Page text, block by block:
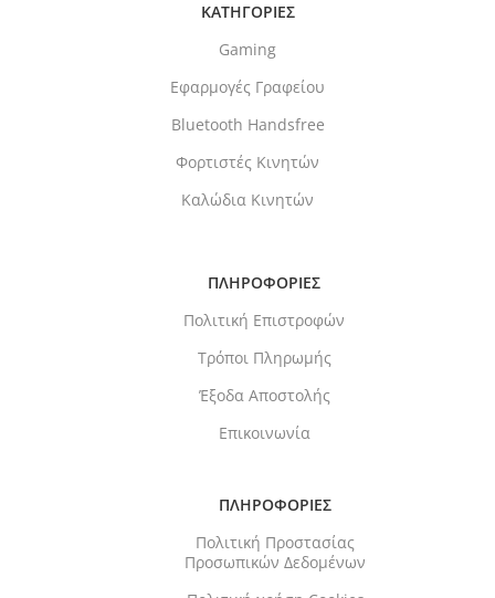
ΚΑΤΗΓΟΡΙΕΣ
Gaming
Εφαρμογές Γραφείου
Bluetooth Handsfree
Φορτιστές Κινητών
Καλώδια Κινητών
ΠΛΗΡΟΦΟΡΙΕΣ
Πολιτική Επιστροφών
Τρόποι Πληρωμής
Έξοδα Αποστολής
Επικοινωνία
ΠΛΗΡΟΦΟΡΙΕΣ
Πολιτική Προστασίας
Προσωπικών Δεδομένων